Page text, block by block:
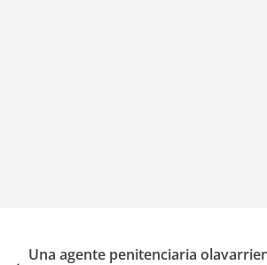
Una agente penitenciaria